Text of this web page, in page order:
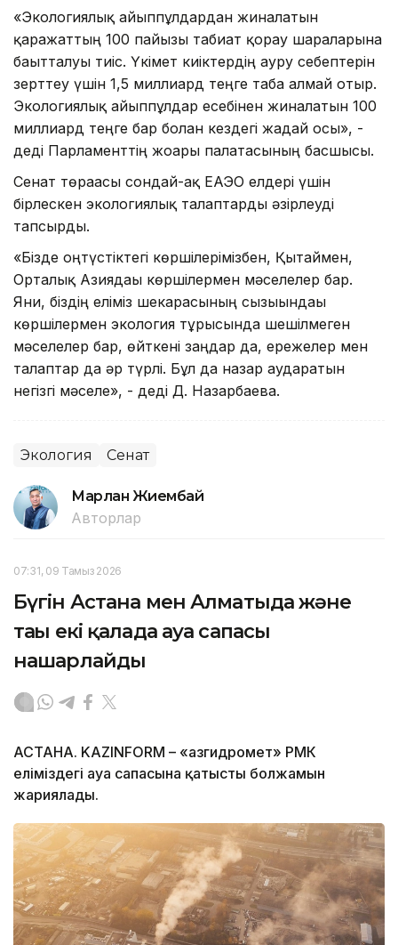
«Экологиялық айыппұлдардан жиналатын
қаражаттың 100 пайызы табиғат қорғау шараларына
бағытталуы тиіс. Үкімет киіктердің ауру себептерін
зерттеу үшін 1,5 миллиард теңге таба алмай отыр.
Экологиялық айыппұлдар есебінен жиналатын 100
миллиард теңге бар болған кездегі жағдай осы», -
деді Парламенттің жоғарғы палатасының басшысы.
Сенат төрағасы сондай-ақ ЕАЭО елдері үшін
бірлескен экологиялық талаптарды әзірлеуді
тапсырды.
«Бізде оңтүстіктегі көршілерімізбен, Қытаймен,
Орталық Азиядағы көршілермен мәселелер бар.
Яғни, біздің еліміз шекарасының сызығындағы
көршілермен экология тұрғысында шешілмеген
мәселелер бар, өйткені заңдар да, ережелер мен
талаптар да әр түрлі. Бұл да назар аударатын
негізгі мәселе», - деді Д. Назарбаева.
Экология Сенат
Марлан Жиембай
Авторлар
07:31, 09 Тамыз 2026
Бүгін Астана мен Алматыда және
тағы екі қалада ауа сапасы
нашарлайды
АСТАНА. KAZINFORM – «Қазгидромет» РМК
еліміздегі ауа сапасына қатысты болжамын
жариялады.